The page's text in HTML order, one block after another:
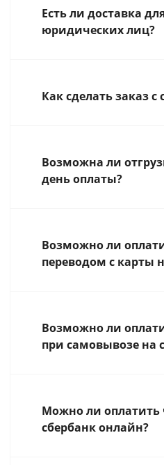
Есть ли доставка
юридических лиц?
Как сделать заказ с
Возможна ли
день оплаты?
Возможно ли
переводом с карты
Возможно ли
при самовывозе на
Можно ли оплатить
сбербанк онлайн?